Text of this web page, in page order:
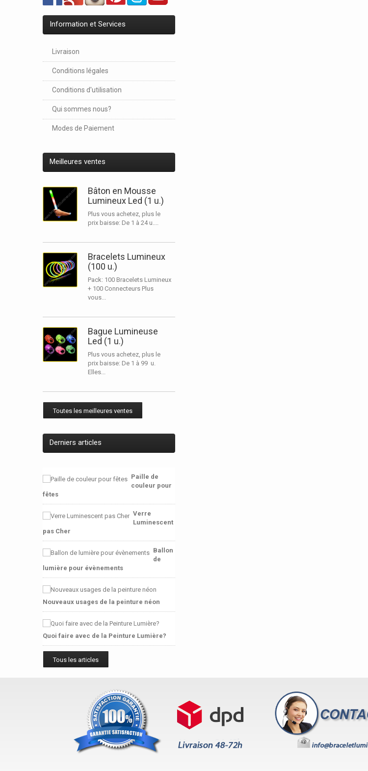
Information et Services
Livraison
Conditions légales
Conditions d'utilisation
Qui sommes nous?
Modes de Paiement
Meilleures ventes
Bâton en Mousse
Lumineux Led (1 u.)
Plus vous achetez, plus le
prix baisse: De 1 à 24 u....
Bracelets Lumineux
(100 u.)
Pack: 100 Bracelets Lumineux
+ 100 Connecteurs Plus
vous...
Bague Lumineuse
Led (1 u.)
Plus vous achetez, plus le
prix baisse: De 1 à 99 u.
Elles...
Toutes les meilleures ventes
Derniers articles
Paille de
couleur pour
fêtes
Verre
Luminescent
pas Cher
Ballon
de
lumière pour évènements
Nouveaux usages de la peinture néon
Quoi faire avec de la Peinture Lumière?
Tous les articles